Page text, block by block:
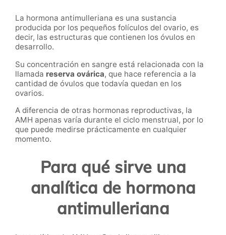
La hormona antimulleriana es una sustancia
producida por los pequeños folículos del ovario, es
decir, las estructuras que contienen los óvulos en
desarrollo.
Su concentración en sangre está relacionada con la
llamada reserva ovárica, que hace referencia a la
cantidad de óvulos que todavía quedan en los
ovarios.
A diferencia de otras hormonas reproductivas, la
AMH apenas varía durante el ciclo menstrual, por lo
que puede medirse prácticamente en cualquier
momento.
Para qué sirve una
analítica de hormona
antimulleriana